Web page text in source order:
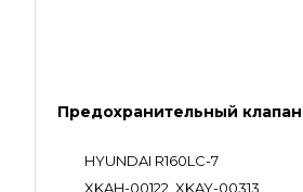
Предохранительный клапан
HYUNDAI R160LC-7
XKAH-00122, XKAY-00313